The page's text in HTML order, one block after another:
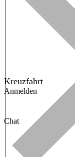
Kreuzfahrt
Anmelden
Chat